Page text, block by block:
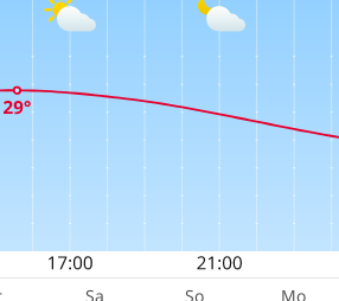
Sa So Mo